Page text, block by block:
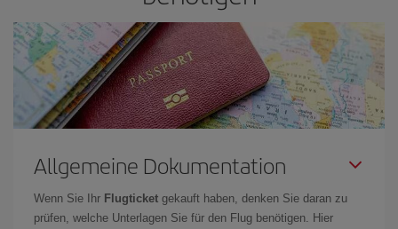
Allgemeine Dokumentation
Wenn Sie Ihr Flugticket gekauft haben, denken Sie daran zu
prüfen, welche Unterlagen Sie für den Flug benötigen. Hier